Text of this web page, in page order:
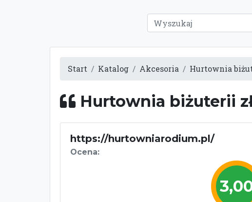
Start Katalog Akcesoria Hurtownia
Hurtownia biżuterii
https://hurtowniarodium.pl/
Ocena: